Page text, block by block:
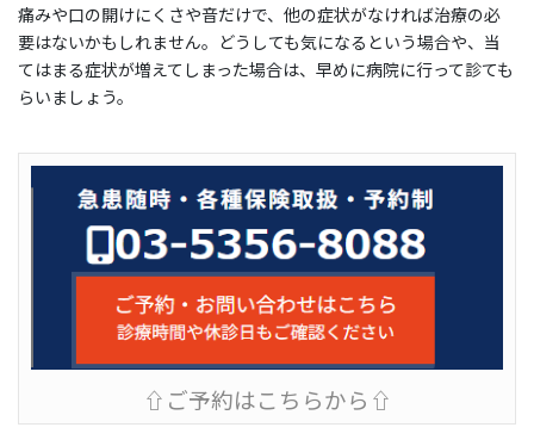
痛みや口の開けにくさや音だけで、他の症状がなければ治療の必
要はないかもしれません。どうしても気になるという場合や、当
てはまる症状が増えてしまった場合は、早めに病院に行って診ても
らいましょう。
⇧ご予約はこちらから⇧